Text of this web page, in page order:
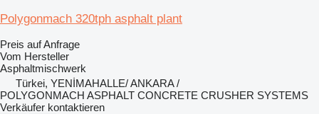
Polygonmach 320tph asphalt plant
Preis auf Anfrage
Vom Hersteller
Asphaltmischwerk
Türkei, YENİMAHALLE/ ANKARA /
POLYGONMACH ASPHALT CONCRETE CRUSHER SYSTEMS
Verkäufer kontaktieren